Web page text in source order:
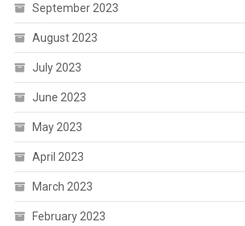
September 2023
August 2023
July 2023
June 2023
May 2023
April 2023
March 2023
February 2023